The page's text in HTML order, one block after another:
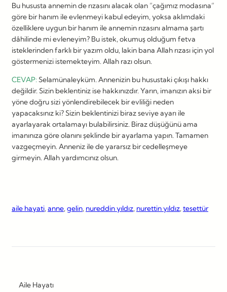
Bu hususta annemin de rızasını alacak olan ”çağımız modasına”
göre bir hanım ile evlenmeyi kabul edeyim, yoksa aklımdaki
özelliklere uygun bir hanım ile annemin rızasını almama şartı
dâhilinde mi evleneyim? Bu istek, okumuş olduğum fetva
isteklerinden farklı bir yazım oldu, lakin bana Allah rızası için yol
göstermenizi istemekteyim. Allah razı olsun.
CEVAP:Selamünaleyküm. Annenizin bu husustaki çıkışı hakkı
değildir. Sizin beklentiniz ise hakkınızdır. Yarın, imanızın aksi bir
yöne doğru sizi yönlendirebilecek bir evliliği neden
yapacaksınız ki? Sizin beklentinizi biraz seviye ayarı ile
ayarlayarak ortalamayı bulabilirsiniz. Biraz düşüğünü ama
imanınıza göre olanını şeklinde bir ayarlama yapın. Tamamen
vazgeçmeyin. Anneniz ile de yararsız bir cedelleşmeye
girmeyin. Allah yardımcınız olsun.
aile hayati, anne, gelin, nureddin yıldız, nurettin yıldız, tesettür
Aile Hayatı